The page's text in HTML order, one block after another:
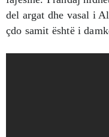
del argat dhe vasal i
çdo samit është i